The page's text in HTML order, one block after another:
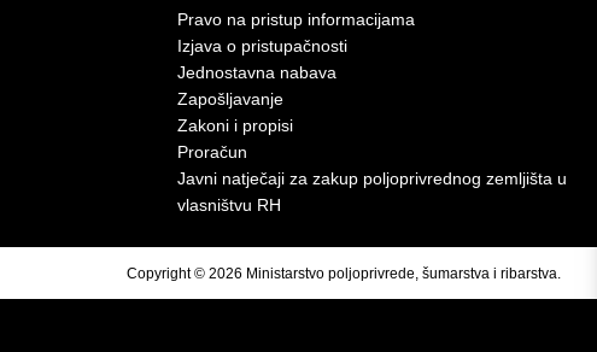
Pravo na pristup informacijama
Izjava o pristupačnosti
Jednostavna nabava
Zapošljavanje
Zakoni i propisi
Proračun
Javni natječaji za zakup poljoprivrednog zemljišta u
vlasništvu RH
Copyright © 2026 Ministarstvo poljoprivrede, šumarstva i ribarstva.